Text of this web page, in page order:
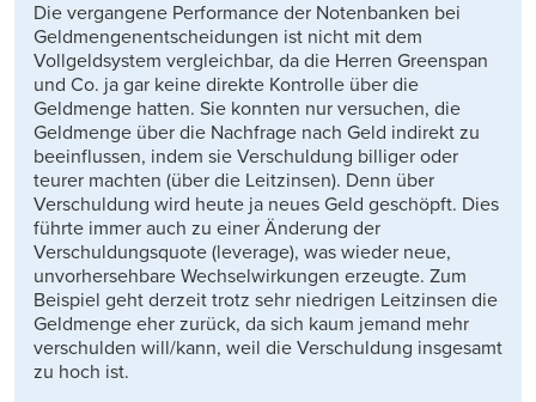
Die vergangene Performance der Notenbanken bei
Geldmengenentscheidungen ist nicht mit dem
Vollgeldsystem vergleichbar, da die Herren Greenspan
und Co. ja gar keine direkte Kontrolle über die
Geldmenge hatten. Sie konnten nur versuchen, die
Geldmenge über die Nachfrage nach Geld indirekt zu
beeinflussen, indem sie Verschuldung billiger oder
teurer machten (über die Leitzinsen). Denn über
Verschuldung wird heute ja neues Geld geschöpft. Dies
führte immer auch zu einer Änderung der
Verschuldungsquote (leverage), was wieder neue,
unvorhersehbare Wechselwirkungen erzeugte. Zum
Beispiel geht derzeit trotz sehr niedrigen Leitzinsen die
Geldmenge eher zurück, da sich kaum jemand mehr
verschulden will/kann, weil die Verschuldung insgesamt
zu hoch ist.